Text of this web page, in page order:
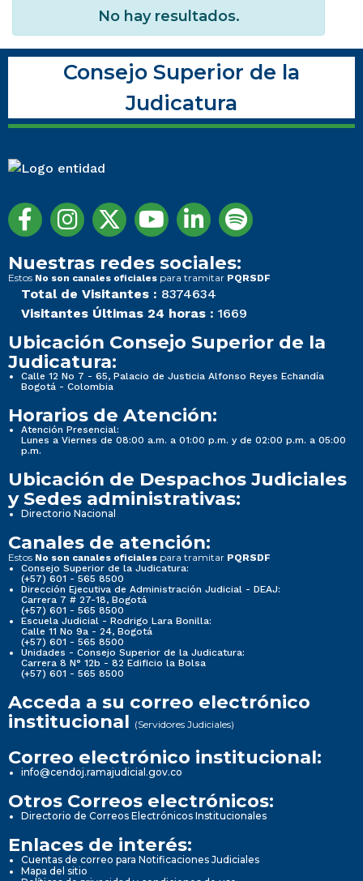
No hay resultados.
Consejo Superior de la
Judicatura
Nuestras redes sociales:
Estos No son canales oficiales para tramitar PQRSDF
Total de Visitantes : 8374634
Visitantes Últimas 24 horas : 1669
Ubicación Consejo Superior de la
Judicatura:
Calle 12 No 7 - 65, Palacio de Justicia Alfonso Reyes Echandía
Bogotá - Colombia
Horarios de Atención:
Atención Presencial:
Lunes a Viernes de 08:00 a.m. a 01:00 p.m. y de 02:00 p.m. a 05:00
p.m.
Ubicación de Despachos Judiciales
y Sedes administrativas:
Directorio Nacional
Canales de atención:
Estos No son canales oficiales para tramitar PQRSDF
Consejo Superior de la Judicatura:
(+57) 601 - 565 8500
Dirección Ejecutiva de Administración Judicial - DEAJ:
Carrera 7 # 27-18, Bogotá
(+57) 601 - 565 8500
Escuela Judicial - Rodrigo Lara Bonilla:
Calle 11 No 9a - 24, Bogotá
(+57) 601 - 565 8500
Unidades - Consejo Superior de la Judicatura:
Carrera 8 N° 12b - 82 Edificio la Bolsa
(+57) 601 - 565 8500
Acceda a su correo electrónico
institucional (Servidores Judiciales)
Correo electrónico institucional:
info@cendoj.ramajudicial.gov.co
Otros Correos electrónicos:
Directorio de Correos Electrónicos Institucionales
Enlaces de interés:
Cuentas de correo para Notificaciones Judiciales
Mapa del sitio